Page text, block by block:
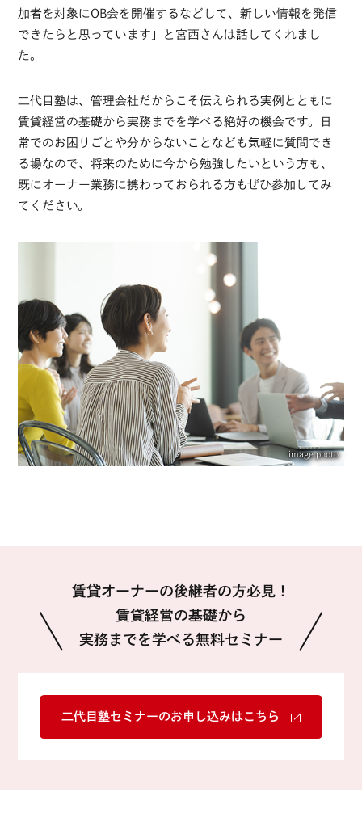
image photo
加者を対象にOB会を開催するなどして、新しい情報を発信
できたらと思っています」と宮西さんは話してくれまし
た。
二代目塾は、管理会社だからこそ伝えられる実例とともに
賃貸経営の基礎から実務までを学べる絶好の機会です。日
常でのお困りごとや分からないことなども気軽に質問でき
る場なので、将来のために今から勉強したいという方も、
既にオーナー業務に携わっておられる方もぜひ参加してみ
てください。
賃貸オーナーの後継者の方必見！
賃貸経営の基礎から
実務までを学べる無料セミナー
二代目塾セミナーのお申し込みはこちら